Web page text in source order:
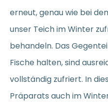
erneut, genau wie bei
unser Teich im Winter
behandeln. Das
Fische halten, sind
vollständig zufriert. In
Präparats auch im